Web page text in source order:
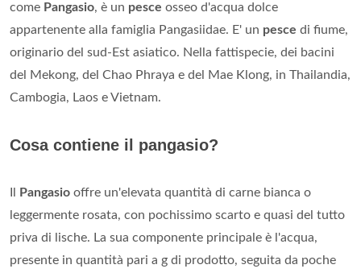
come Pangasio, è un pesce osseo d'acqua dolce
appartenente alla famiglia Pangasiidae. E' un pesce di fiume,
originario del sud-Est asiatico. Nella fattispecie, dei bacini
del Mekong, del Chao Phraya e del Mae Klong, in Thailandia,
Cambogia, Laos e Vietnam.
Cosa contiene il pangasio?
Pangasio offre un'elevata quantità di carne bianca o
leggermente rosata, con pochissimo scarto e quasi del tutto
priva di lische. La sua componente principale è l'acqua,
presente in quantità pari a g di prodotto, seguita da poche